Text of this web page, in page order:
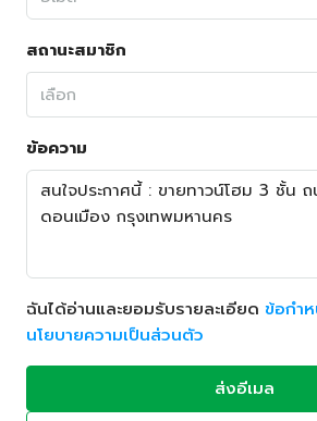
สถานะสมาชิก
เลือก
ข้อความ
ฉันได้อ่านและยอมรับรายละเอียด ข้อกำ
นโยบายความเป็นส่วนตัว
ส่งอีเมล